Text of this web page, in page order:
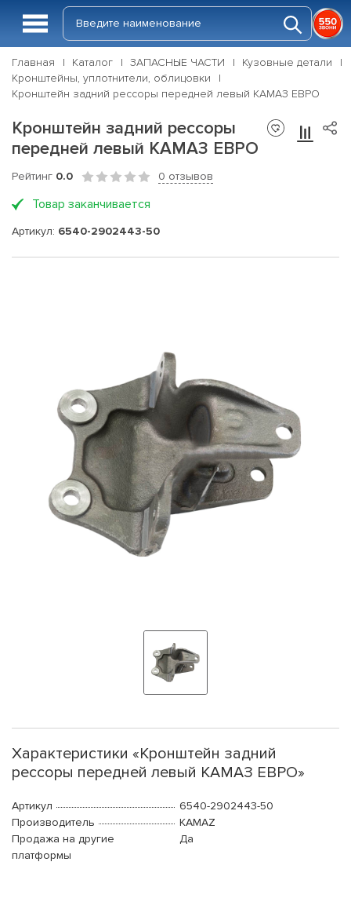
Главная Каталог ЗАПАСНЫЕ ЧАСТИ
Кузовные детали
Кронштейны, уплотнители, облицовки
Кронштейн задний рессоры передней левый КАМАЗ ЕВРО
Кронштейн задний рессоры
передней левый КАМАЗ ЕВРО
Рейтинг 0.0 0 отзывов
Товар заканчивается
Артикул: 6540-2902443-50
Характеристики «Кронштейн задний
рессоры передней левый КАМАЗ ЕВРО»
Артикул
6540-2902443-50
Производитель
KAMAZ
Продажа на другие
платформы
Да